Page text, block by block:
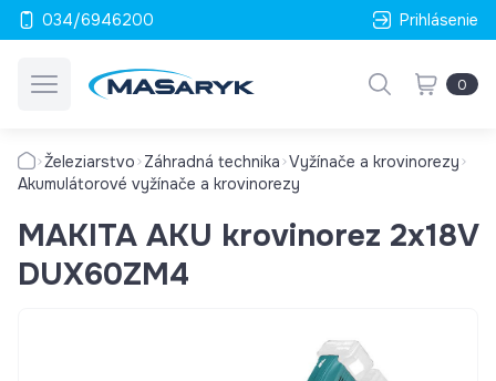
034/6946200 Prihlásenie
0
Železiarstvo Záhradná technika Vyžínače a krovinorezy
Akumulátorové vyžínače a krovinorezy
MAKITA AKU krovinorez 2x18V
DUX60ZM4